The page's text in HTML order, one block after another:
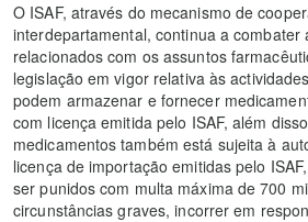
O ISAF, através do mecanismo de
interdepartamental, continua a combater
relacionados com os assuntos
legislação em vigor relativa às
podem armazenar e fornecer
com licença emitida pelo ISAF, além
medicamentos também está sujeita à
licença de importação emitidas pelo
ser punidos com multa máxima de 700
circunstâncias graves, incorrer em